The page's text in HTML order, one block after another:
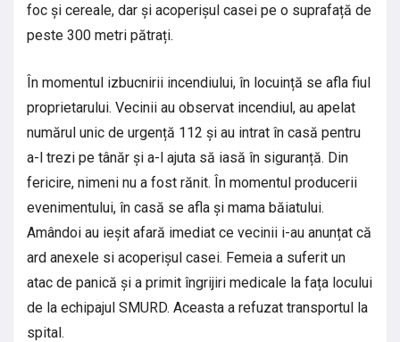
foc și cereale, dar și acoperișul casei pe o suprafață de
peste 300 metri pătrați.
În momentul izbucnirii incendiului, în locuință se afla fiul
proprietarului. Vecinii au observat incendiul, au apelat
numărul unic de urgență 112 și au intrat în casă pentru
a-l trezi pe tânăr și a-l ajuta să iasă în siguranță. Din
fericire, nimeni nu a fost rănit. În momentul producerii
evenimentului, în casă se afla și mama băiatului.
Amândoi au ieșit afară imediat ce vecinii i-au anunțat că
ard anexele si acoperișul casei. Femeia a suferit un
atac de panică și a primit îngrijiri medicale la fața locului
de la echipajul SMURD. Aceasta a refuzat transportul la
spital.